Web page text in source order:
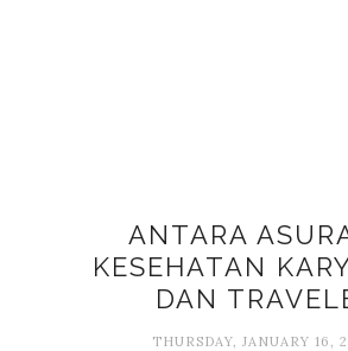
ANTARA
KESEHATAN
DAN
THURSDAY, JANUARY 16,